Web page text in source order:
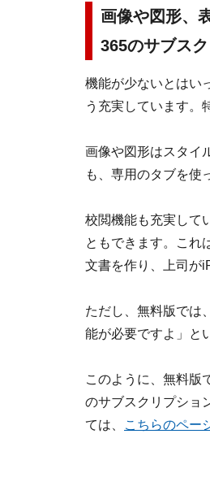
画像や図形、
365のサブス
機能が少ないとはい
う充実しています。
画像や図形はスタイ
も、専用のタブを使
校閲機能も充実して
ともできます。これ
文書を作り、上司が
ただし、無料版では
能が必要ですよ」と
このように、無料版
のサブスクリプショ
ては、
こちらのペー